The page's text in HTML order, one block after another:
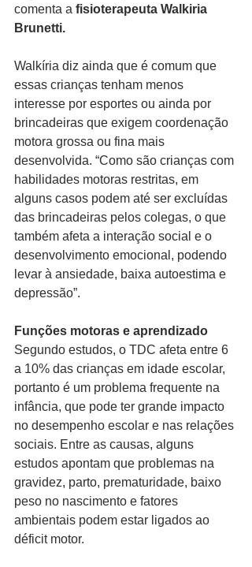
comenta a fisioterapeuta Walkiria
Brunetti.
Walkíria diz ainda que é comum que
essas crianças tenham menos
interesse por esportes ou ainda por
brincadeiras que exigem coordenação
motora grossa ou fina mais
desenvolvida. “Como são crianças com
habilidades motoras restritas, em
alguns casos podem até ser excluídas
das brincadeiras pelos colegas, o que
também afeta a interação social e o
desenvolvimento emocional, podendo
levar à ansiedade, baixa autoestima e
depressão”.
Funções motoras e aprendizado
Segundo estudos, o TDC afeta entre 6
a 10% das crianças em idade escolar,
portanto é um problema frequente na
infância, que pode ter grande impacto
no desempenho escolar e nas relações
sociais. Entre as causas, alguns
estudos apontam que problemas na
gravidez, parto, prematuridade, baixo
peso no nascimento e fatores
ambientais podem estar ligados ao
déficit motor.